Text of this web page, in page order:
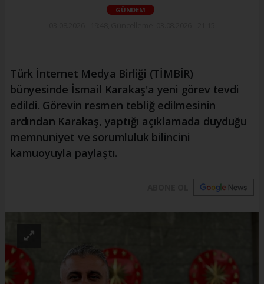
GÜNDEM
Türk İnternet Medya Birliği (TİMBİR)
bünyesinde İsmail Karakaş'a yeni görev tevdi
edildi. Görevin resmen tebliğ edilmesinin
ardından Karakaş, yaptığı açıklamada duyduğu
memnuniyet ve sorumluluk bilincini
kamuoyuyla paylaştı.